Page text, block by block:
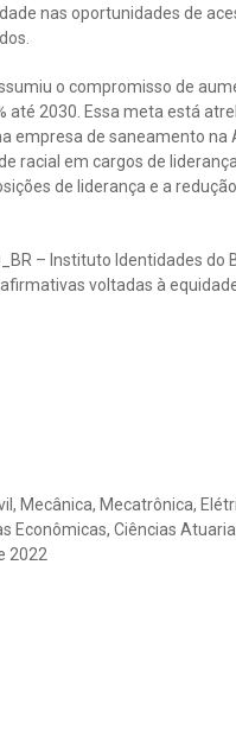
nas oportunidades de
o compromisso de
até 2030. Essa meta está
empresa de saneamento na
racial em cargos de
de liderança e a
– Instituto Identidades do
voltadas à
Mecânica, Mecatrônica,
Econômicas, Ciências
2022